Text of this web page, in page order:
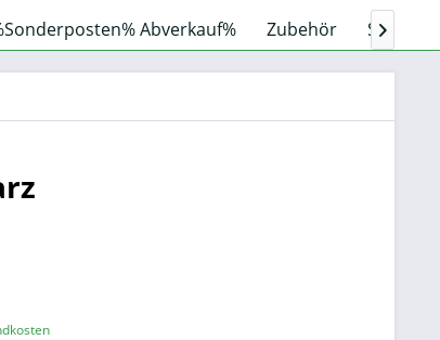
Abverkauf% Zubehör 